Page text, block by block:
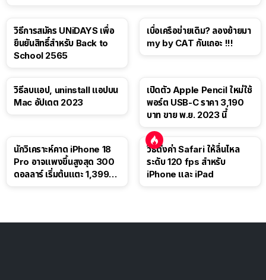
วิธีการสมัคร UNiDAYS เพื่อ
ยืนยันสิทธิ์สำหรับ Back to
School 2565
เบื่อเครือข่ายเดิม? ลองย้ายมา
my by CAT กันเถอะ !!!
วิธีลบแอป, uninstall แอปบน
Mac อัปเดต 2023
เปิดตัว Apple Pencil ใหม่ใช้
พอร์ต USB-C ราคา 3,190
บาท ขาย พ.ย. 2023 นี้
นักวิเคราะห์คาด iPhone 18
Pro อาจแพงขึ้นสูงสุด 300
ดอลลาร์ เริ่มต้นแตะ 1,399
วิธีตั้งค่า Safari ให้ลื่นไหล
ระดับ 120 fps สำหรับ
iPhone และ iPad